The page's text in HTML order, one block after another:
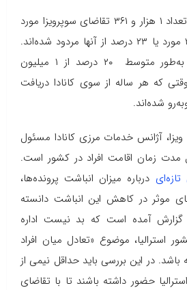
از ماه فوریه به این سو، تعداد ۱ هزار و ۳۶۱ تقاضای سوپرویزا مورد
بررسی قرار گرفته که ۳۱۳ مورد یا ۲۳ درصد از آنها مردود شده‌اند.
این در حالی است که به‌طور متوسط ۲۰ درصد از ۱ میلیون
که هر ساله از سوی کانادا دریافت
شده‌اند.
آژانس خدمات مرزی کانادا مسئول
مدت زمان اقامت افراد در کشور است.
درباره میزان انباشت پرونده‌ها،
موثر در کاهش این انباشت دانسته
گزارش آمده است که بد نیست اداره
استرالیا، موضوع «تعادل میان افراد
باشد. در این بررسی باید حداقل نیمی از
حضور داشته باشند تا با تقاضای